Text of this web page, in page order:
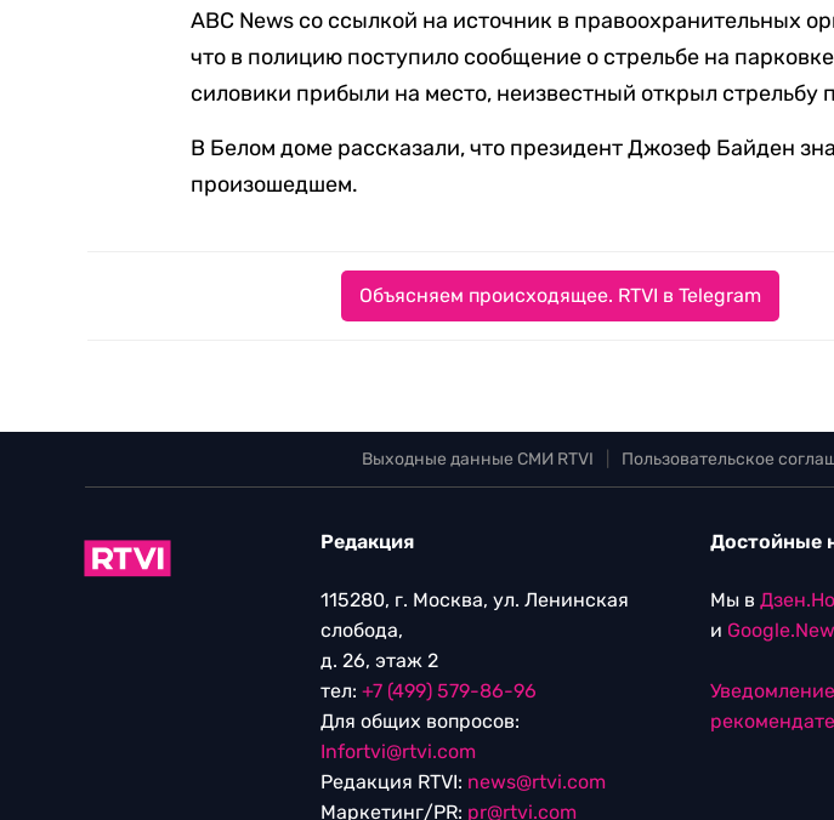
ABC News со ссылкой на источник в правоохранительных
что в полицию поступило сообщение о стрельбе на
силовики прибыли на место, неизвестный открыл стрельбу
В Белом доме рассказали, что президент Джозеф Байден
произошедшем.
Объясняем происходящее. RTVI в Telegram
Выходные данные СМИ RTVI Пользовательское
Редакция
115280, г. Москва, ул. Ленинская
слобода,
д. 26, этаж 2
тел: +7 (499) 579-86-96
Для общих вопросов:
Infortvi@rtvi.com
Редакция RTVI: news@rtvi.com
Маркетинг/PR: pr@rtvi.com
Достойные
Мы в
и